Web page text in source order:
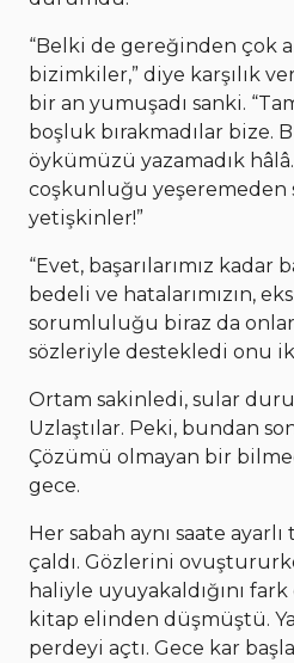
“Belki de gereğinden çok
bizimkiler,” diye karşılık
bir an yumuşadı sanki.
boşluk bırakmadılar bize.
öykümüzü yazamadık
coşkunluğu yeşeremeden
yetişkinler!”
“Evet, başarılarımız kadar
bedeli ve hatalarımızın,
sorumluluğu biraz da
sözleriyle destekledi onu
Ortam sakinledi, sular
Uzlaştılar. Peki, bundan
Çözümü olmayan bir
gece.
Her sabah aynı saate
çaldı. Gözlerini
haliyle uyuyakaldığını
kitap elinden düşmüştü.
perdeyi açtı. Gece kar